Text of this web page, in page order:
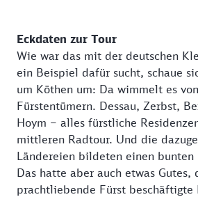
Eckdaten zur Tour
Wie war das mit der deutschen
ein Beispiel dafür sucht, schaue
um Köthen um: Da wimmelt es
Fürstentümern. Dessau, Zerbst,
Hoym – alles fürstliche
mittleren Radtour. Und die
Ländereien bildeten einen
Das hatte aber auch etwas Gutes,
prachtliebende Fürst beschäftigte